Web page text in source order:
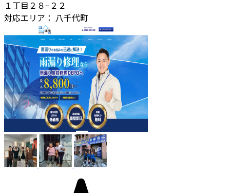
１丁目２８−２２
対応エリア： 八千代町